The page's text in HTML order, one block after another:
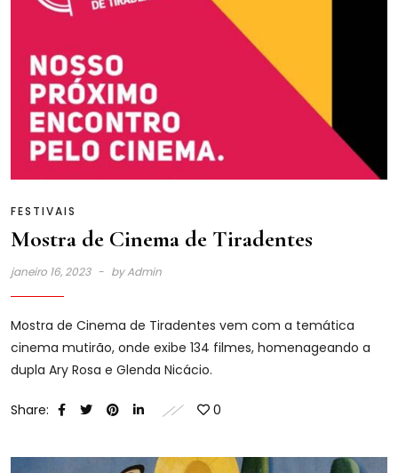
FESTIVAIS
Mostra de Cinema de Tiradentes
janeiro 16, 2023 byAdmin
Mostra de Cinema de Tiradentes vem com a temática
cinema mutirão, onde exibe 134 filmes, homenageando a
dupla Ary Rosa e Glenda Nicácio.
Share: 0